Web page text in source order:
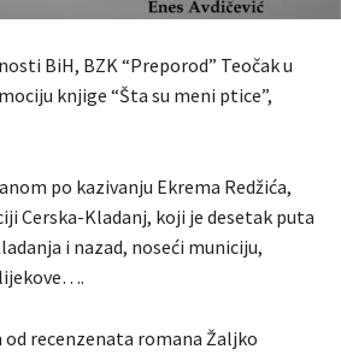
BiH, BZK “Preporod” Teočak u
knjige “Šta su meni ptice”,
po kazivanju Ekrema Redžića,
Cerska-Kladanj, koji je desetak puta
i nazad, noseći municiju,
od recenzenata romana Žaljko